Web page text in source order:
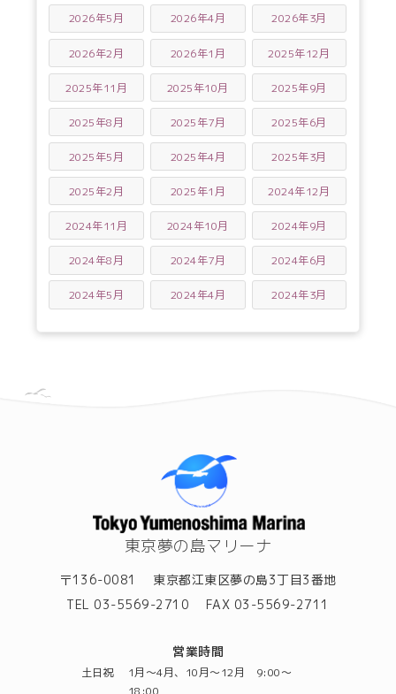
2026年5月 2026年4月 2026年3月
2026年2月 2026年1月 2025年12月
2025年11月 2025年10月 2025年9月
2025年8月 2025年7月 2025年6月
2025年5月 2025年4月 2025年3月
2025年2月 2025年1月 2024年12月
2024年11月 2024年10月 2024年9月
2024年8月 2024年7月 2024年6月
2024年5月 2024年4月 2024年3月
東京夢の島マリーナ
〒136-0081
東京都江東区夢の島3丁目3番地
TEL 03-5569-2710
FAX 03-5569-2711
営業時間
土日祝
1月～4月、10月～12月 9:00～
18:00